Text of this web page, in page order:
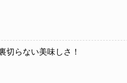
切らない美味しさ！